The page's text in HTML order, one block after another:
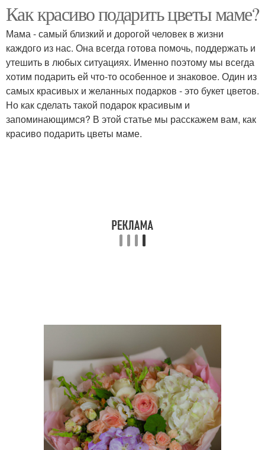
одежде
Цветы в интерьере
Как красиво подарить цветы маме?
Мама - самый близкий и дорогой человек в жизни
каждого из нас. Она всегда готова помочь, поддержать и
утешить в любых ситуациях. Именно поэтому мы всегда
хотим подарить ей что-то особенное и знаковое. Один из
самых красивых и желанных подарков - это букет цветов.
Но как сделать такой подарок красивым и
запоминающимся? В этой статье мы расскажем вам, как
красиво подарить цветы маме.